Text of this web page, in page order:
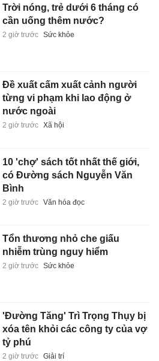
Trời nóng, trẻ dưới 6 tháng có
cần uống thêm nước?
2 giờ trước Sức khỏe
Đề xuất cấm xuất cảnh người
từng vi phạm khi lao động ở
nước ngoài
2 giờ trước Xã hội
10 'chợ' sách tốt nhất thế giới,
có Đường sách Nguyễn Văn
Bình
2 giờ trước Văn hóa đọc
Tổn thương nhỏ che giấu
nhiễm trùng nguy hiểm
2 giờ trước Sức khỏe
'Đường Tăng' Trì Trọng Thụy bị
xóa tên khỏi các công ty của vợ
tỷ phú
2 giờ trước Giải trí